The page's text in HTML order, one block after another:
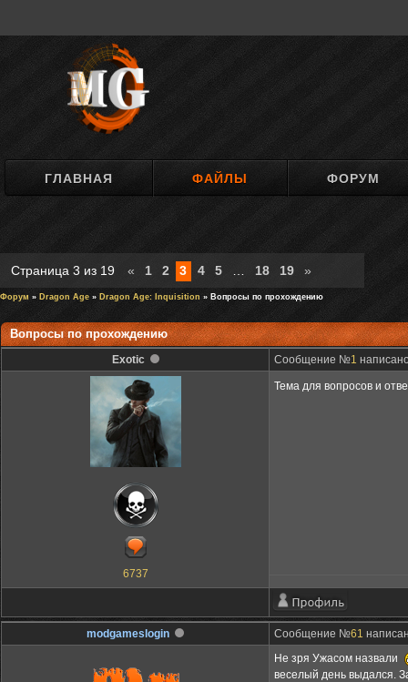
ГЛАВНАЯ ФАЙЛЫ ФОРУМ
Страница 3 из 19 « 1 2 3 4 5 18 19 »
Форум » Dragon Age » Dragon Age: Inquisition » Вопросы по прохождению
Вопросы по прохождению
Exotic Сообщение №1
6737
Тема для вопросов и
modgameslogin Сообщение №61
Не зря Ужасом назвали
веселый день выдался.